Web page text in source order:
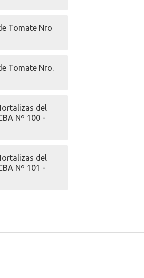
Tomate Nro
Tomate Nro.
del
Nº 100 -
del
Nº 101 -